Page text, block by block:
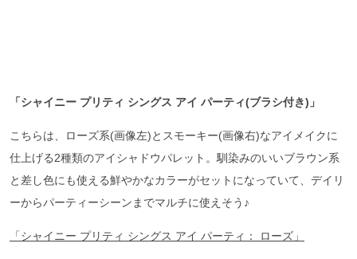
「シャイニー プリティ シングス アイ パーティ(ブラシ付き) 」
こちらは、ローズ系(画像左)とスモーキー(画像右)なアイメイクに
仕上げる2種類のアイシャドウパレット。馴染みのいいブラウン系
と差し色にも使える鮮やかなカラーがセットになっていて、デイリ
ーからパーティーシーンまでマルチに使えそう♪
「シャイニー プリティ シングス アイ パーティ： ローズ」